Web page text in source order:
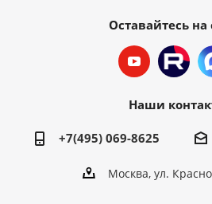
Оставайтесь на
Наши
+7(495) 069-8625
Москва, ул.